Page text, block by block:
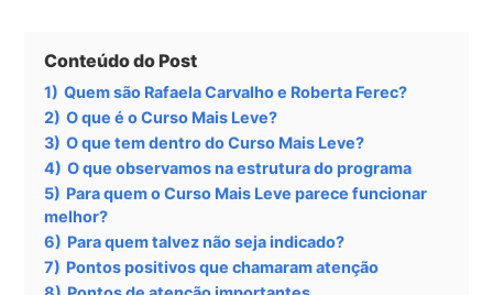
Conteúdo do Post
1) Quem são Rafaela Carvalho e Roberta Ferec?
2) O que é o Curso Mais Leve?
3) O que tem dentro do Curso Mais Leve?
4) O que observamos na estrutura do programa
5) Para quem o Curso Mais Leve parece funcionar
melhor?
6) Para quem talvez não seja indicado?
7) Pontos positivos que chamaram atenção